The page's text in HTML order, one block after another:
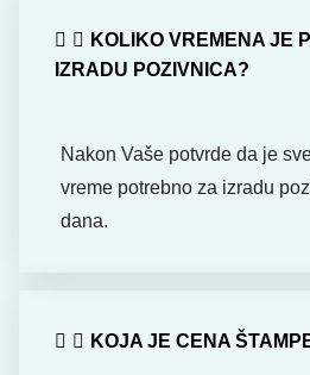
KOLIKO VREMENA JE
IZRADU POZIVNICA?
Nakon Vaše potvrde da je
vreme potrebno za izradu
dana.
KOJA JE CENA